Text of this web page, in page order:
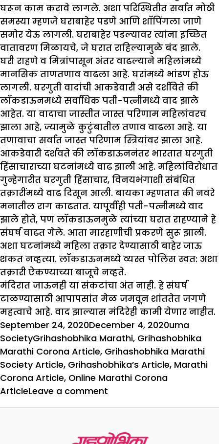
घरून काम करावे लागले. अशा परिस्थितीत सर्वात मोठी
समस्या म्हणजे घराबाहेर पडणे आणि शॉपिंगला जाणे
समोर येऊ लागली. घराबाहेर पडल्यावर त्यांना इच्छित
वातावरण मिळायचे, जे घरात राहिल्यामुळे बंद झाले.
घरी राहणे व मित्रांपासून अंतर वाढल्याने महिलांमध्ये
मानसिक ताणतणाव वाढला आहे. घरांमध्ये भांडण होऊ
लागली. घरगुती वादांची आकडेवारी असे दर्शविते की
लॉकडाऊनमध्ये सर्वाधिक पती-पत्नीमध्ये वाद झाले
आहेत. या वादाचा जास्तीत जास्त परिणाम महिलांवरच
झाला आहे, ज्यामुळे कुटुंबातील तणाव वाढला आहे. या
तणावाचा सर्वात जास्त परिणाम स्त्रियांवर झाला आहे.
आकडेवारी दर्शवते की लॉकडाऊननंतर भारतात घरगुती
हिंसाचाराच्या घटनांमध्ये वाढ झाली आहे. महिलांविरोधात
गुन्हेगारीत घरगुती हिंसाचार, विनयभंगाशी संबंधित
तक्रारींमध्ये वाढ दिसून आली. बायका म्हणतात की नवरे
मनातील राग काढतात. यापूर्वीही पती-पत्नीमध्ये वाद
झाले होते, पण लॉकडाऊनमुळे त्यांच्या घरात राहण्याने हे
संघर्ष वाढत गेले. आता मारहाणीची प्रकरणे सुरू झाली.
अशा घटनांमध्ये महिला तक्रार देण्यासाठी बाहेर जाऊ
शकत नव्हत्या. लॉकडाऊनमध्ये व्यस्त पोलिस स्वत: अशा
तक्रारी ऐकण्याच्या बाजूचे नव्हते.
मंदिरात जाऊनही या संकटांचा अंत नाही. हे संघर्ष
टाळण्यासाठी आपापसांत मेळ जमवून शांततेत जगणे
महत्वाचे आहे. वाद झाल्यास मंदिरेही कामी येणार नाहीत.
Posted
on
September 24, 2020December 4, 2020Author
uma
SocietyTags
Grihashobhika Marathi, Grihashobhika
Marathi Corona Article, Grihashobhika Marathi
Society Article, Grihashobhika’s Article, Marathi
Corona Article, Online Marathi Corona
ArticleLeave a comment
भारी